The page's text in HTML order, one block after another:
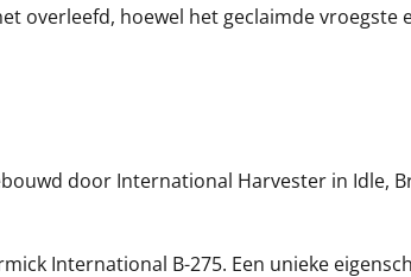
overleefd, hoewel het geclaimde
door International Harvester in Idle,
International B-275. Een unieke